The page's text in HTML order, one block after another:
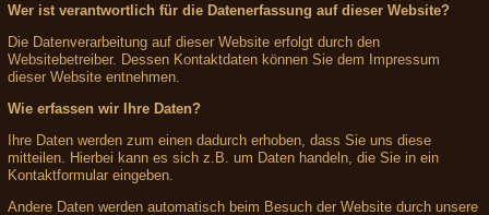
Wer ist verantwortlich für die Datenerfassung auf dieser Website?
Die Datenverarbeitung auf dieser Website erfolgt durch den
Websitebetreiber. Dessen Kontaktdaten können Sie dem Impressum
dieser Website entnehmen.
Wie erfassen wir Ihre Daten?
Ihre Daten werden zum einen dadurch erhoben, dass Sie uns diese
mitteilen. Hierbei kann es sich z.B. um Daten handeln, die Sie in ein
Kontaktformular eingeben.
Andere Daten werden automatisch beim Besuch der Website durch unsere